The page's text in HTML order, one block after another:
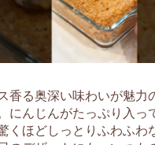
香る奥深い味わいが魅力
にんじんがたっぷり入っ
くほどしっとりふわふわ